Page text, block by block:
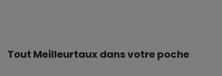
Tout Meilleurtaux dans votre poche